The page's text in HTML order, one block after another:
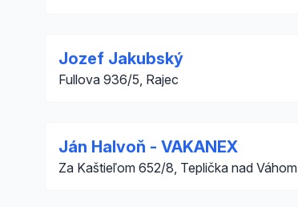
Jozef Jakubský
Fullova 936/5, Rajec
Ján Halvoň - VAKANEX
Za Kaštieľom 652/8, Teplička nad Váhom